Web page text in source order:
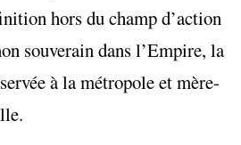
hors du champ d’action
souverain dans l’Empire, la
à la métropole et mère-